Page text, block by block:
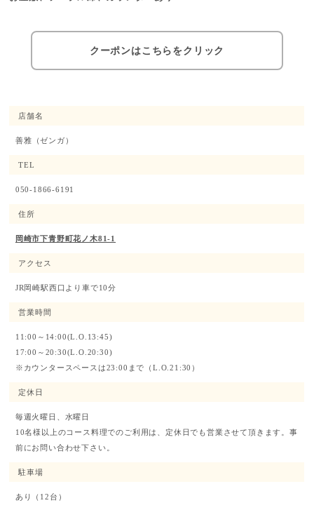
クーポンはこちらをクリック
店舗名
善雅 （ゼンガ）
TEL
050-1866-6191
住所
岡崎市下青野町花ノ木81-1
アクセス
JR岡崎駅西口より車で10分
営業時間
11:00～14:00(L.O.13:45)
17:00～20:30(L.O.20:30)
※カウンタースペースは23:00まで（L.O.21:30）
定休日
毎週火曜日、水曜日
10名様以上のコース料理でのご利用は、定休日でも営業させて頂きます。事
前にお問い合わせ下さい。
駐車場
あり（12台）